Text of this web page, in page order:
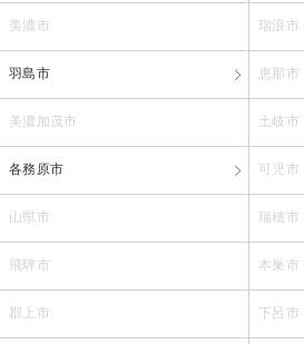
美濃市 瑞浪市
羽島市 恵那市
美濃加茂市 土岐市
各務原市 可児市
山県市 瑞穂市
飛騨市 本巣市
郡上市 下呂市